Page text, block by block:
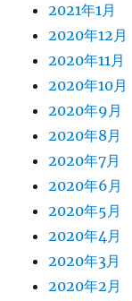
2021年1月
2020年12月
2020年11月
2020年10月
2020年9月
2020年8月
2020年7月
2020年6月
2020年5月
2020年4月
2020年3月
2020年2月